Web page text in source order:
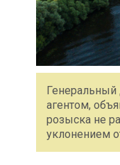
Генеральный
агентом,
розыска не
уклонением